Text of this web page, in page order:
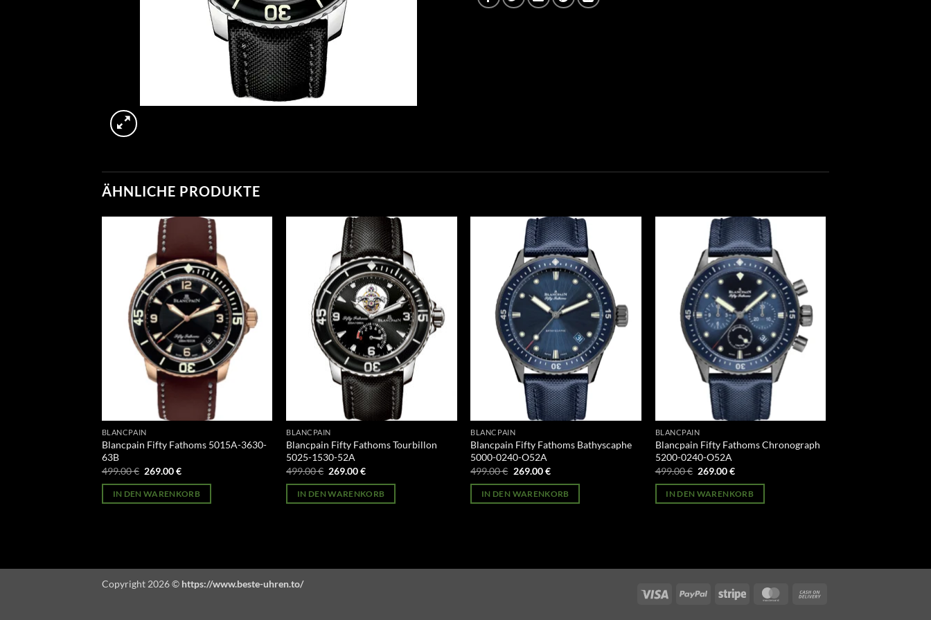
ÄHNLICHE PRODUKTE
BLANCPAIN
Blancpain Fifty Fathoms 5015A-3630-
63B
499.00€ Ursprünglicher
war:
499.00 €
269.00€Aktueller
ist:
269.00 €.
IN DEN WARENKORB
BLANCPAIN
Blancpain Fifty Fathoms Tourbillon
5025-1530-52A
499.00€ Ursprünglicher
war:
499.00 €
269.00€Aktueller
ist:
269.00 €.
IN DEN WARENKORB
BLANCPAIN
Blancpain Fifty Fathoms Bathyscaphe
5000-0240-O52A
499.00€ Ursprünglicher
war:
499.00 €
269.00€Aktueller
ist:
269.00 €.
IN DEN WARENKORB
BLANCPAIN
Blancpain Fifty Fathoms Chronograph
5200-0240-O52A
499.00€ Ursprünglicher
war:
499.00 €
269.00€Aktueller
ist:
269.00 €.
IN DEN WARENKORB
Visa PayPal Stripe MasterCard
Copyright 2026 © https://www.beste-uhren.to/